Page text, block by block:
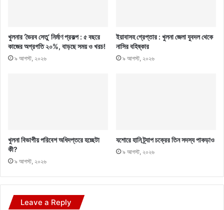
খুলনার ‘ভৈরব সেতু’ নির্মাণ প্রকল্প : ৫ বছরে
কাজের অগ্রগতি ২০%, বাড়ছে সময় ও খরচ!
৯ আগস্ট, ২০২৬
ইয়াবাসহ গ্রেপ্তার : খুলনা জেলা যুবদল থেকে
নাসির বহিষ্কার
৯ আগস্ট, ২০২৬
খুলনা বিভাগীয় পরিবেশ অধিদপ্তরে হচ্ছেটা
কী?
৯ আগস্ট, ২০২৬
যশোরে হানি ট্র্যাপ চক্রের তিন সদস্য পাকড়াও
৯ আগস্ট, ২০২৬
Leave a Reply